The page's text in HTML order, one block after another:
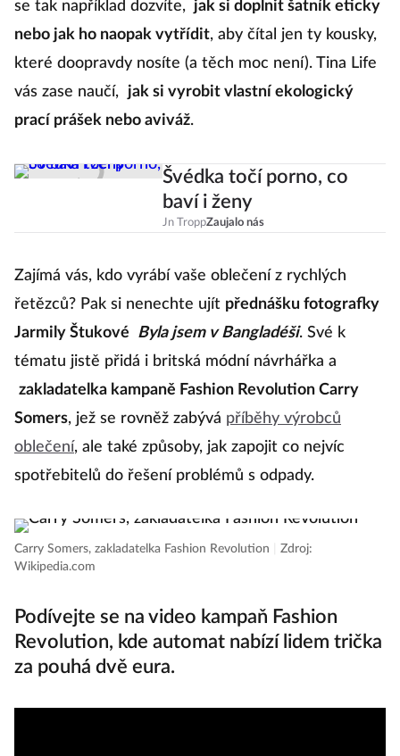
se tak například dozvíte, jak si doplnit šatník eticky
nebo jak ho naopak vytřídit, aby čítal jen ty kousky,
které doopravdy nosíte (a těch moc není). Tina Life
vás zase naučí,
jak si vyrobit vlastní ekologický
prací prášek nebo aviváž.
Švédka točí porno, co
baví i ženy
Jn TroppZaujalo nás
Zajímá vás, kdo vyrábí vaše oblečení z rychlých
řetězců? Pak si nenechte ujít přednášku fotografky
Jarmily Štukové
Byla jsem v Bangladéši. Své k
tématu jistě přidá i britská módní návrhářka a
zakladatelka kampaně Fashion Revolution Carry
Somers, jež se rovněž zabývá příběhy výrobců
oblečení, ale také způsoby, jak zapojit co nejvíc
spotřebitelů do řešení problémů s odpady.
Carry Somers, zakladatelka Fashion Revolution
Zdroj:
Wikipedia.com
Podívejte se na video kampaň Fashion
Revolution, kde automat nabízí lidem trička
za pouhá dvě eura.